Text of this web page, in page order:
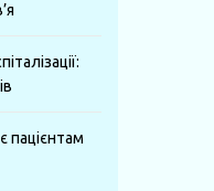
пацієнтам